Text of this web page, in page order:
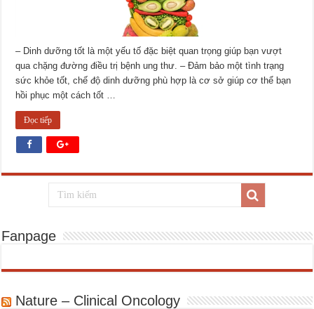
– Dinh dưỡng tốt là một yếu tố đặc biệt quan trọng giúp bạn vượt
qua chặng đường điều trị bệnh ung thư. – Đảm bảo một tình trạng
sức khỏe tốt, chế độ dinh dưỡng phù hợp là cơ sở giúp cơ thể bạn
hồi phục một cách tốt …
Đọc tiếp
Fanpage
Nature – Clinical Oncology